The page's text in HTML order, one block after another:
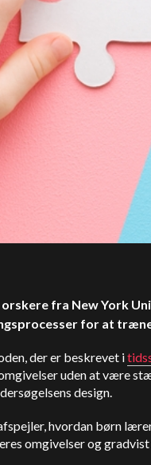
orskere fra New York
for at
der er beskrevet i
uden at være
design.
hvordan børn
omgivelser og